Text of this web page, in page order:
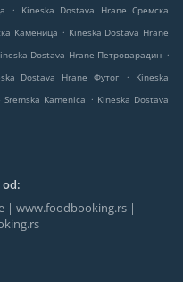
.
Kineska Dostava Hrane Сремска
Каменица . Kineska Dostava Hrane
Dostava Hrane Петроварадин .
Dostava Hrane Футог .
Kineska
Kamenica . Kineska Dostava
| www.foodbooking.rs |